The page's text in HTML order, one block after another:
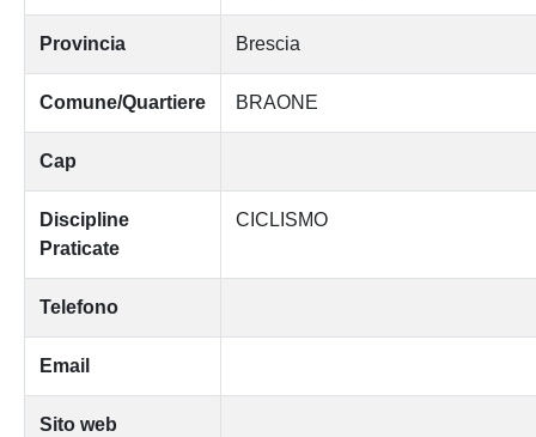
Provincia Brescia
Comune/Quartiere BRAONE
Cap
Discipline
Praticate
CICLISMO
Telefono
Email
Sito web